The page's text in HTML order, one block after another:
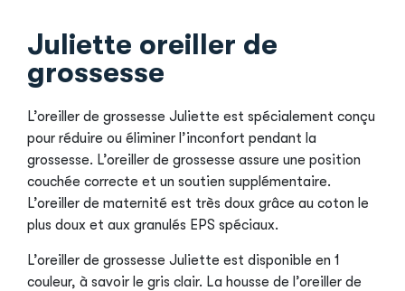
Juliette oreiller de
grossesse
L’oreiller de grossesse Juliette est spécialement conçu
pour réduire ou éliminer l’inconfort pendant la
grossesse. L’oreiller de grossesse assure une position
couchée correcte et un soutien supplémentaire.
L’oreiller de maternité est très doux grâce au coton le
plus doux et aux granulés EPS spéciaux.
L’oreiller de grossesse Juliette est disponible en 1
couleur, à savoir le gris clair. La housse de l’oreiller de